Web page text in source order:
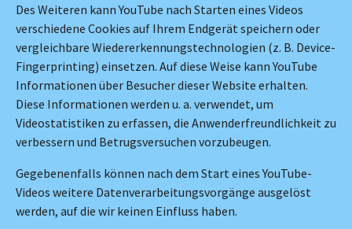
Des Weiteren kann YouTube nach Starten eines Videos
verschiedene Cookies auf Ihrem Endgerät speichern oder
vergleichbare Wiedererkennungstechnologien (z. B. Device-
Fingerprinting) einsetzen. Auf diese Weise kann YouTube
Informationen über Besucher dieser Website erhalten.
Diese Informationen werden u. a. verwendet, um
Videostatistiken zu erfassen, die Anwenderfreundlichkeit zu
verbessern und Betrugsversuchen vorzubeugen.
Gegebenenfalls können nach dem Start eines YouTube-
Videos weitere Datenverarbeitungsvorgänge ausgelöst
werden, auf die wir keinen Einfluss haben.